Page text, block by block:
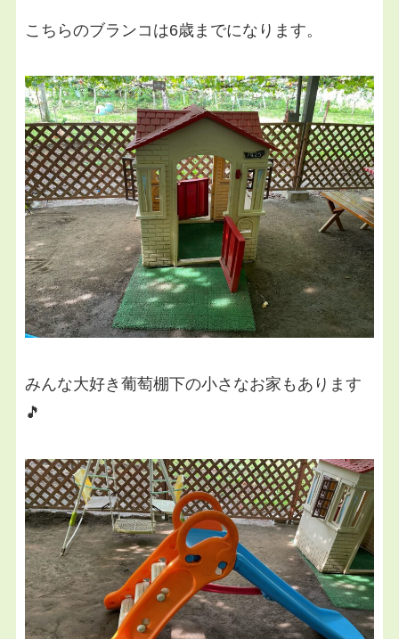
こちらのブランコは6歳までになります。
みんな大好き葡萄棚下の小さなお家もあります
🎵